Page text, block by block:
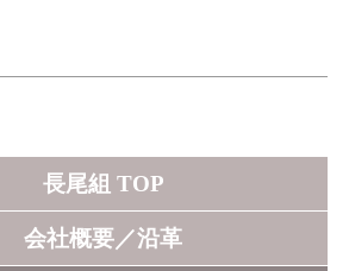
長尾組 TOP
会社概要／沿革